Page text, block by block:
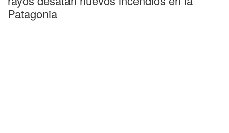
Patagonia